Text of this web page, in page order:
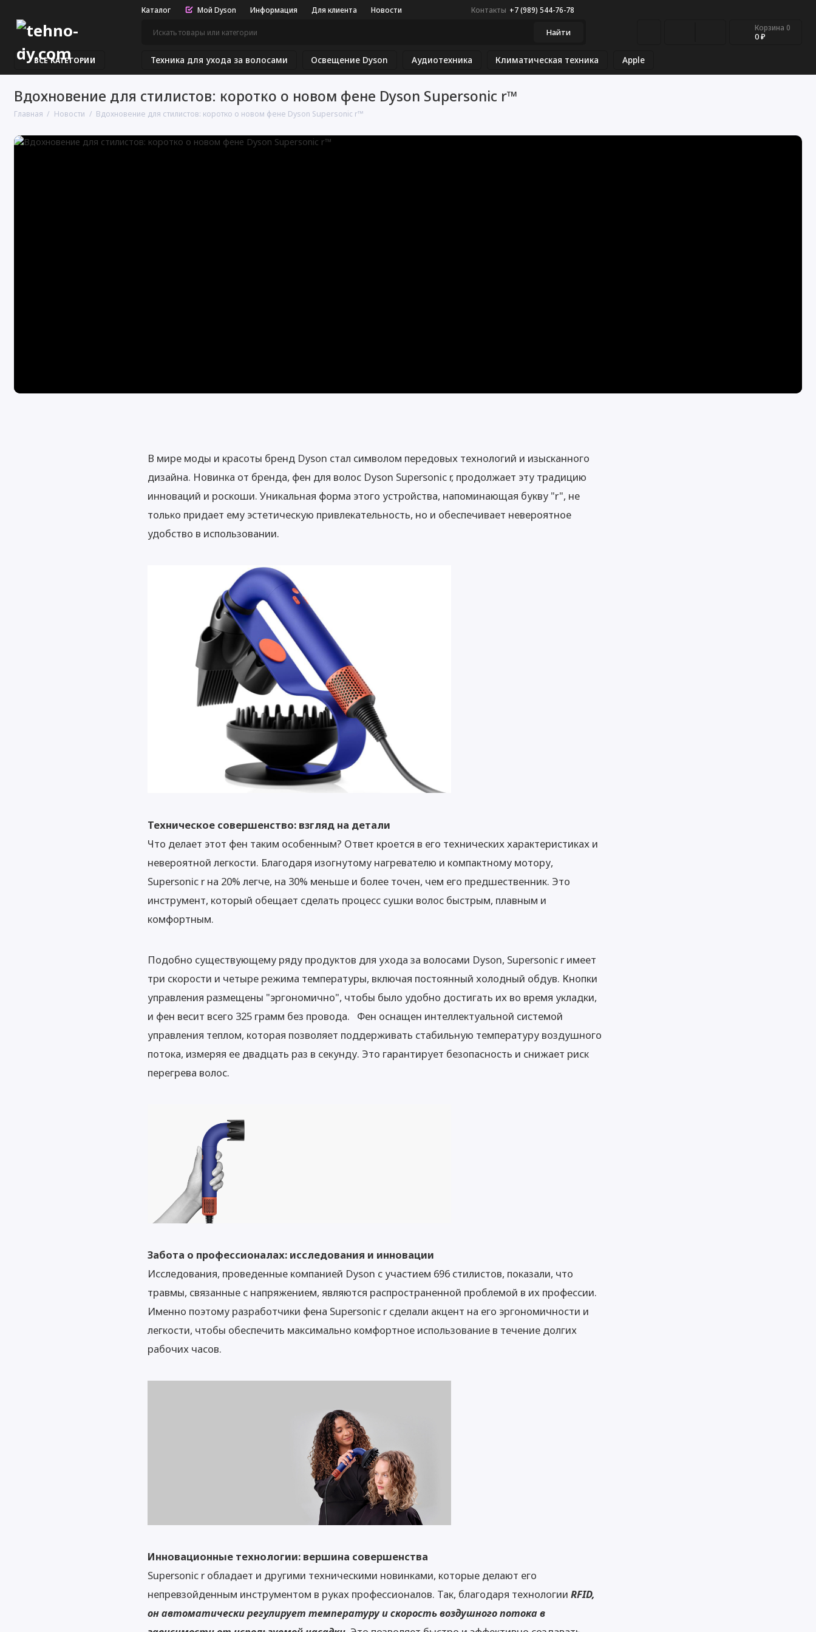
Каталог Мой Dyson Информация Для клиента Новости Контакты +7 (989) 544-76-78
Найти Корзина 0
0 ₽
ВСЕ КАТЕГОРИИ Техника для ухода за волосами Освещение Dyson Аудиотехника Климатическая техника Apple
Вдохновение для стилистов: коротко о новом фене Dyson Supersonic r™
Главная Новости Вдохновение для стилистов: коротко о новом фене Dyson Supersonic r™
В мире моды и красоты бренд Dyson стал символом передовых технологий и изысканного
дизайна. Новинка от бренда, фен для волос Dyson Supersonic r, продолжает эту традицию
инноваций и роскоши. Уникальная форма этого устройства, напоминающая букву "r", не
только придает ему эстетическую привлекательность, но и обеспечивает невероятное
удобство в использовании.
Техническое совершенство: взгляд на детали
Что делает этот фен таким особенным? Ответ кроется в его технических характеристиках и
невероятной легкости. Благодаря изогнутому нагревателю и компактному мотору,
Supersonic r на 20% легче, на 30% меньше и более точен, чем его предшественник. Это
инструмент, который обещает сделать процесс сушки волос быстрым, плавным и
комфортным.
Подобно существующему ряду продуктов для ухода за волосами Dyson, Supersonic r имеет
три скорости и четыре режима температуры, включая постоянный холодный обдув. Кнопки
управления размещены "эргономично", чтобы было удобно достигать их во время укладки,
и фен весит всего 325 грамм без провода. Фен оснащен интеллектуальной системой
управления теплом, которая позволяет поддерживать стабильную температуру воздушного
потока, измеряя ее двадцать раз в секунду. Это гарантирует безопасность и снижает риск
перегрева волос.
Забота о профессионалах: исследования и инновации
Исследования, проведенные компанией Dyson с участием 696 стилистов, показали, что
травмы, связанные с напряжением, являются распространенной проблемой в их профессии.
Именно поэтому разработчики фена Supersonic r сделали акцент на его эргономичности и
легкости, чтобы обеспечить максимально комфортное использование в течение долгих
рабочих часов.
Инновационные технологии: вершина совершенства
Supersonic r обладает и другими техническими новинками, которые делают его
непревзойденным инструментом в руках профессионалов. Так, благодаря технологии RFID,
он автоматически регулирует температуру и скорость воздушного потока в